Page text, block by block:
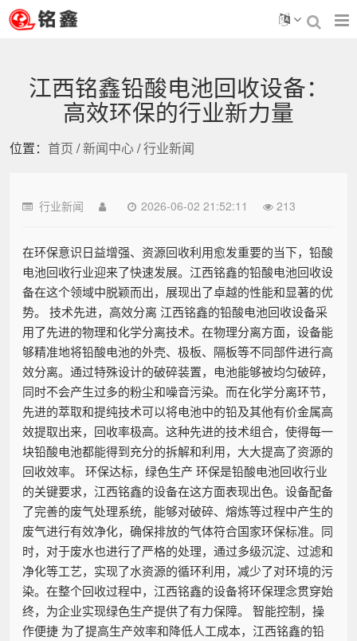
江西铭鑫铅酸电池回收设备：
高效环保的行业新力量
位置： 首页 /新闻中心/行业新闻
行业新闻 2026-06-02 21:52:11 213
在环保意识日益增强、资源回收利用愈发重要的当下，铅酸
电池回收行业迎来了快速发展。江西铭鑫的铅酸电池回收设
备在这个领域中脱颖而出，展现出了卓越的性能和显著的优
势。 技术先进，高效分离 江西铭鑫的铅酸电池回收设备采
用了先进的物理和化学分离技术。在物理分离方面，设备能
够精准地将铅酸电池的外壳、极板、隔板等不同部件进行高
效分离。通过特殊设计的破碎装置，电池能够被均匀破碎，
同时不会产生过多的粉尘和噪音污染。而在化学分离环节，
先进的萃取和提纯技术可以将电池中的铅及其他有价金属高
效提取出来，回收率极高。这种先进的技术组合，使得每一
块铅酸电池都能得到充分的拆解和利用，大大提高了资源的
回收效率。 环保达标，绿色生产 环保是铅酸电池回收行业
的关键要求，江西铭鑫的设备在这方面表现出色。设备配备
了完善的废气处理系统，能够对破碎、熔炼等过程中产生的
废气进行有效净化，确保排放的气体符合国家环保标准。同
时，对于废水也进行了严格的处理，通过多级沉淀、过滤和
净化等工艺，实现了水资源的循环利用，减少了对环境的污
染。在整个回收过程中，江西铭鑫的设备将环保理念贯穿始
终，为企业实现绿色生产提供了有力保障。 智能控制，操
作便捷 为了提高生产效率和降低人工成本，江西铭鑫的铅